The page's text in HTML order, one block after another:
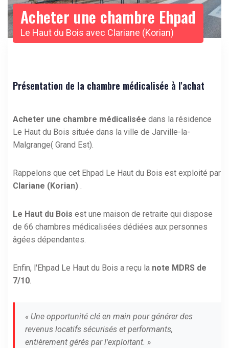
Acheter une chambre Ehpad
Le Haut du Bois avec Clariane (Korian)
Présentation de la chambre médicalisée à l'achat
Acheter une chambre médicalisée dans la résidence
Le Haut du Bois située dans la ville de Jarville-la-
Malgrange( Grand Est).
Rappelons que cet Ehpad Le Haut du Bois est exploité par
Clariane (Korian) .
Le Haut du Bois est une maison de retraite qui dispose
de 66 chambres médicalisées dédiées aux personnes
âgées dépendantes.
Enfin, l'Ehpad Le Haut du Bois a reçu la note MDRS de
7/10.
« Une opportunité clé en main pour générer des
revenus locatifs sécurisés et performants,
entièrement gérés par l'exploitant. »